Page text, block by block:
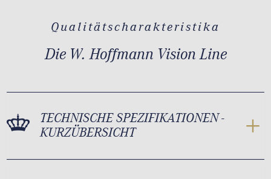
Qualitätscharakteristika
Die W. Hoffmann Vision Line
TECHNISCHE SPEZIFIKATIONEN -
KURZÜBERSICHT